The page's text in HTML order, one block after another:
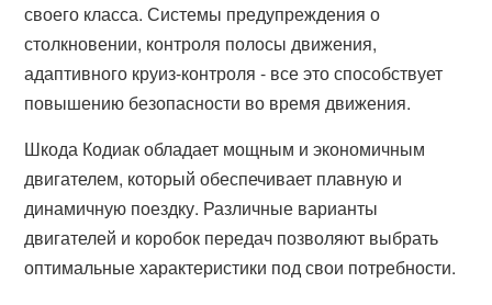
своего класса. Системы предупреждения о
столкновении, контроля полосы движения,
адаптивного круиз-контроля - все это способствует
повышению безопасности во время движения.
Шкода Кодиак обладает мощным и экономичным
двигателем, который обеспечивает плавную и
динамичную поездку. Различные варианты
двигателей и коробок передач позволяют выбрать
оптимальные характеристики под свои потребности.